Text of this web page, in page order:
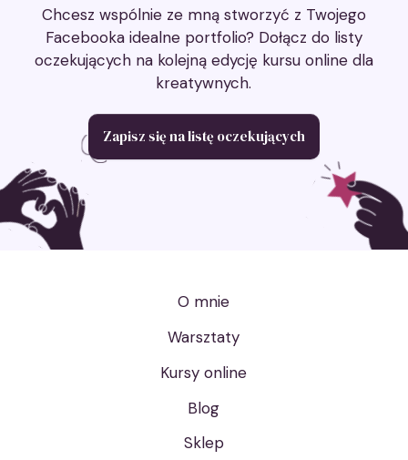
Chcesz wspólnie ze mną stworzyć z Twojego
Facebooka idealne portfolio? Dołącz do listy
oczekujących na kolejną edycję kursu online dla
kreatywnych.
Zapisz się na listę oczekujących
O mnie
Warsztaty
Kursy online
Blog
Sklep